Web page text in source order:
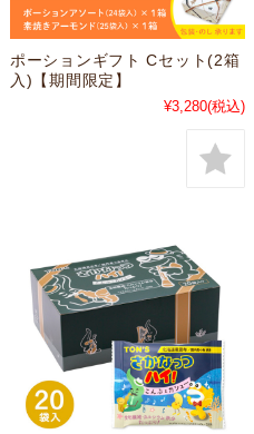
ポーションギフト Cセット(2箱
入)【期間限定】
¥3,280(税込)